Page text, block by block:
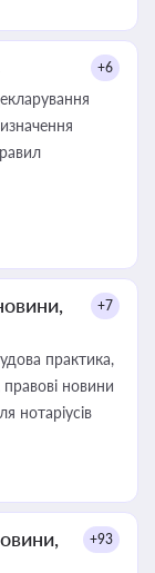
+6
+7
практика,
новини
нотаріусів
+93